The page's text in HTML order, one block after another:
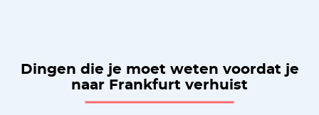
Dingen die je moet weten voordat je
naar Frankfurt verhuist